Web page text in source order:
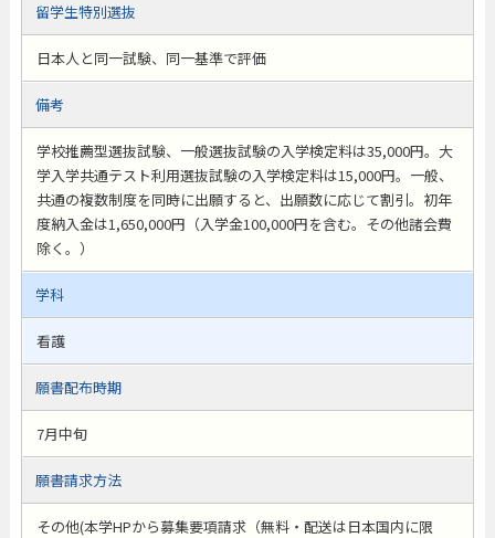
留学生特別選抜
日本人と同一試験、同一基準で評価
備考
学校推薦型選抜試験、一般選抜試験の入学検定料は35,000円。大
学入学共通テスト利用選抜試験の入学検定料は15,000円。一般、
共通の複数制度を同時に出願すると、出願数に応じて割引。初年
度納入金は1,650,000円（入学金100,000円を含む。その他諸会費
除く。）
学科
看護
願書配布時期
7月中旬
願書請求方法
その他(本学HPから募集要項請求（無料・配送は日本国内に限